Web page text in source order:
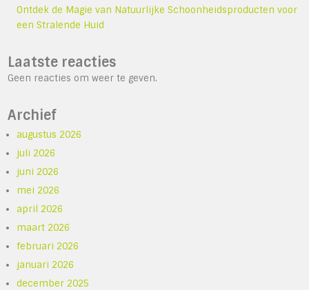
Ontdek de Magie van Natuurlijke Schoonheidsproducten voor
een Stralende Huid
Laatste reacties
Geen reacties om weer te geven.
Archief
augustus 2026
juli 2026
juni 2026
mei 2026
april 2026
maart 2026
februari 2026
januari 2026
december 2025